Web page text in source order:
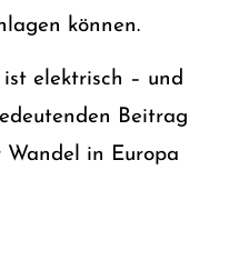
können.
elektrisch – und
Beitrag
Wandel in Europa